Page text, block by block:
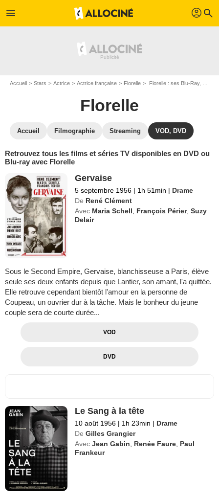
menu profil search
Accueil Stars Actrice Actrice française Florelle Florelle : ses Blu-Ray, DVD, VOD, SVOD
Florelle
Accueil Filmographie Streaming VOD, DVD
Retrouvez tous les films et séries TV disponibles en DVD ou
Blu-ray avec Florelle
Gervaise
5 septembre 1956 | 1h 51min | Drame
De René Clément
Avec Maria Schell François Périer,Suzy
Delair
Sous le Second Empire, Gervaise, blanchisseuse a Paris, élève
seule ses deux enfants depuis que Lantier, son amant, l'a quittée.
Elle retrouve cependant bientôt l'amour en la personne de
Coupeau, un ouvrier dur à la tâche. Mais le bonheur du jeune
couple sera de courte durée...
VOD
DVD
Le Sang à la tête
10 août 1956 | 1h 23min | Drame
De Gilles Grangier
Avec Jean Gabin Renée Faure Paul
Frankeur